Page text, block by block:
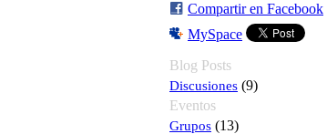
Compartir en Facebook
MySpace
Blog Posts
Discusiones (9)
Eventos
Grupos (13)